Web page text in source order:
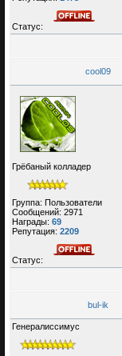
Статус:
cool09
Грёбаный колладер
Группа: Пользователи
Сообщений: 2971
Награды: 69
Репутация: 2209
Статус:
bul-ik
Генералиссимус